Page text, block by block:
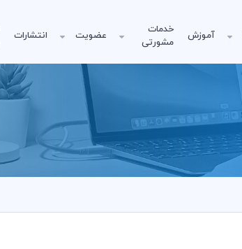
آموزش
خدمات
مشورتی
عضویت انتشارات